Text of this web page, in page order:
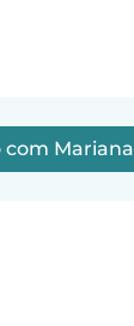
Mariana